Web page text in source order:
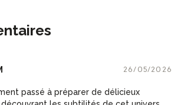
26/05/2026
passé à préparer de délicieux